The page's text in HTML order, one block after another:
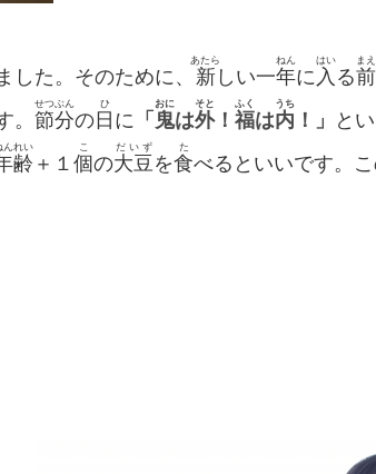
した。そのために、 新
あたら
しい一年
ねん
に 入
はい
る前
まえ
。 節分
せつぶん
の日
ひ
に 「 鬼
おに
は外
そと
！ 福
ふく
は内
うち
！」
と
齢
んれい
＋１ 個
こ
の大豆
だいず
を食
た
べるといいです。